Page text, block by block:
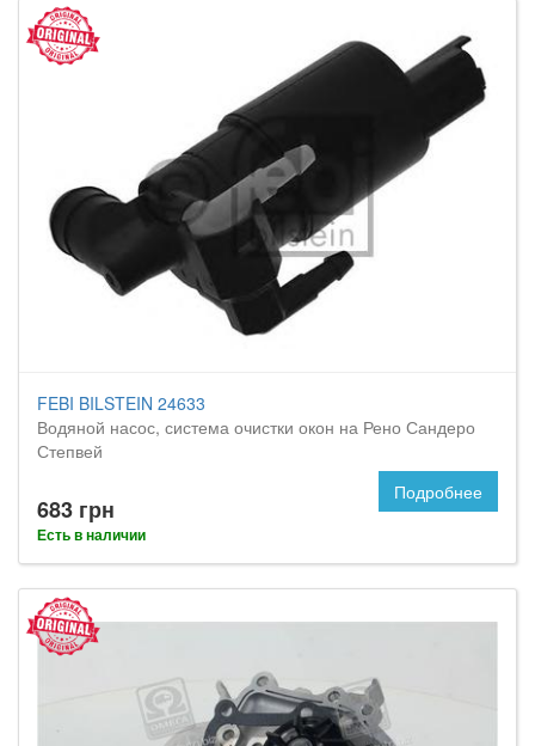
FEBI BILSTEIN 24633
Водяной насос, система очистки окон на Рено Сандеро
Степвей
683 грн
Есть в наличии
Подробнее